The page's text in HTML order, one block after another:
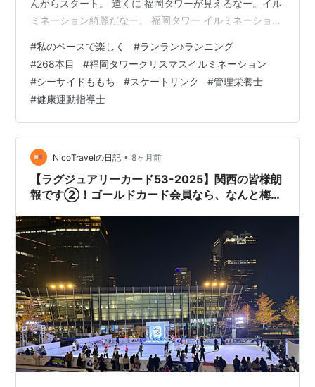
んからスタート。 遠くに 福岡タワーが見えるなー。イル
ミネーション綺麗だなー。 福岡タワー イルミネーション
類のツリーを30分交互に点灯します。 １ Christmas tree
全長108ｍの大きなクリスマスツリーに舞う真っ白な雪と
色とりどりのオーナメントが、暖かさとときめきを与え
ます。時折り、サンタクロースが現れてとっておきのプ
レゼントで子供達に夢を与えてくれ…
#私のペースで楽しく #ランラン♪ランニング
#268本目 #福岡タワークリスマスイルミネーション
#シーサイドももち #スケートリンク #管理栄養士
#健康運動指導士
NicoTravelの日記 • 8ヶ月前
【ラグジュアリーカード53-2025】関西の皆様朗
報です②！ゴールドカード会員なら、なんと梅田
無料！！「うめだ☆アイスリンク つるんつるん」
@ グランフロント大阪で、同伴者３名も無料に！